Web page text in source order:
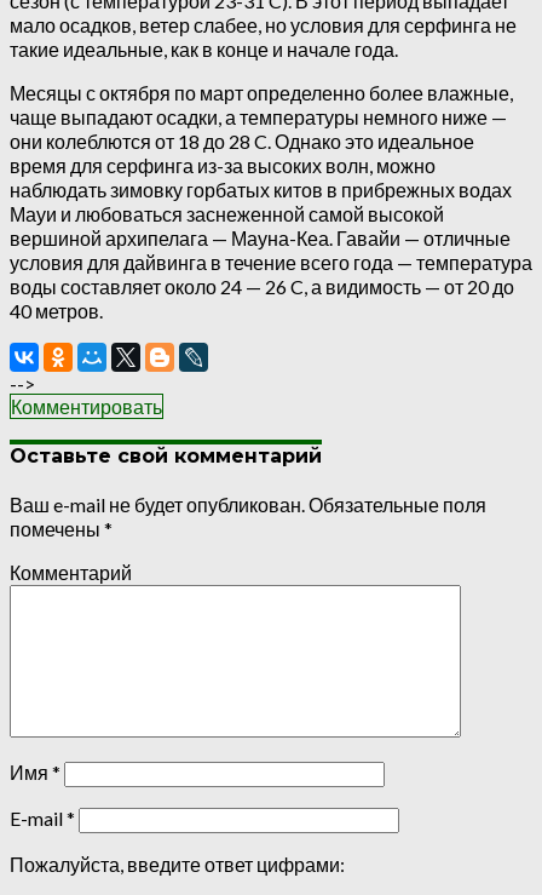
мало осадков, ветер слабее, но условия для серфинга не
такие идеальные, как в конце и начале года.
Месяцы с октября по март определенно более влажные,
чаще выпадают осадки, а температуры немного ниже —
они колеблются от 18 до 28 C. Однако это идеальное
время для серфинга из-за высоких волн, можно
наблюдать зимовку горбатых китов в прибрежных водах
Мауи и любоваться заснеженной самой высокой
вершиной архипелага — Мауна-Кеа. Гавайи — отличные
условия для дайвинга в течение всего года — температура
воды составляет около 24 — 26 C, а видимость — от 20 до
40 метров.
-->
Комментировать
Оставьте свой комментарий
Ваш e-mail не будет опубликован.Обязательные поля
помечены *
Комментарий
Имя *
E-mail*
Пожалуйста, введите ответ цифрами: